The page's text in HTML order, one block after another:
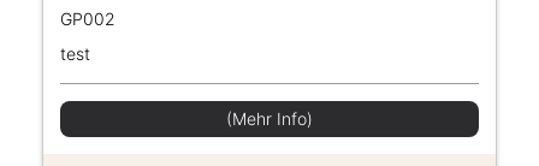
GP002
test
(Mehr Info)